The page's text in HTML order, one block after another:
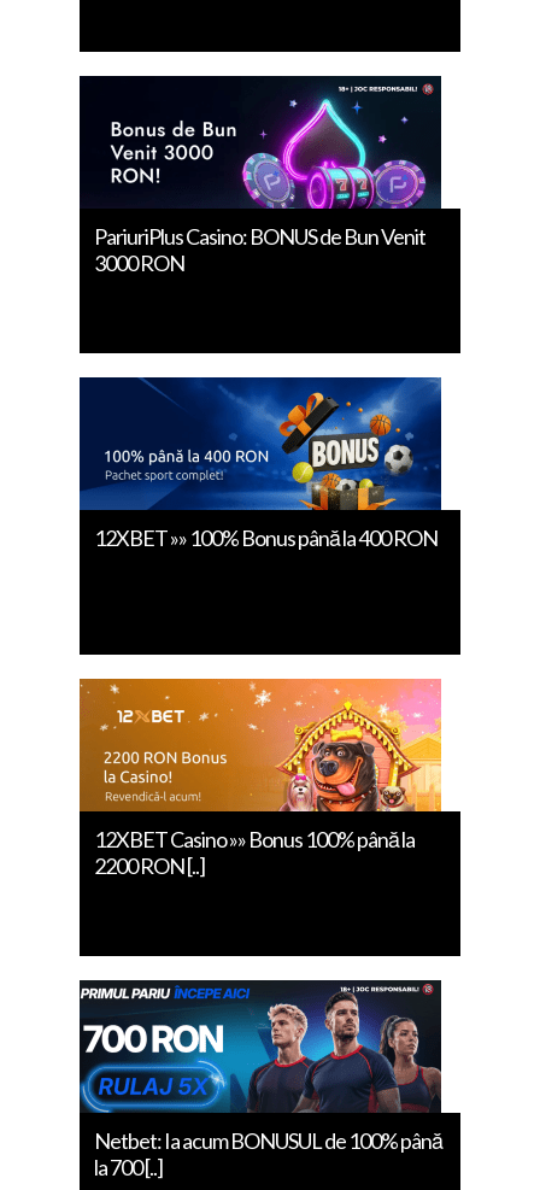
PariuriPlus Casino: BONUS de Bun Venit
3000 RON
12XBET »» 100% Bonus până la 400 RON
12XBET Casino »» Bonus 100% până la
2200 RON [..]
Netbet: Ia acum BONUSUL de 100% până
la 700 [..]